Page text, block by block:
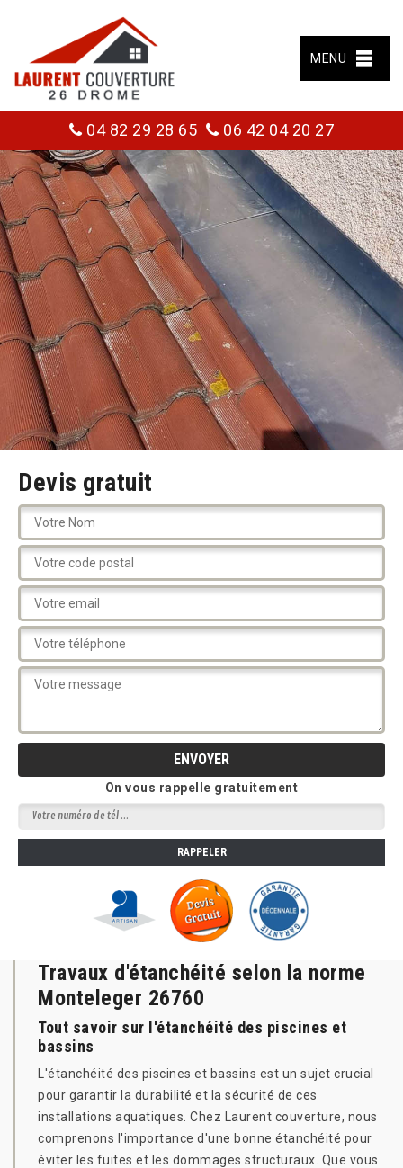
MENU
04 82 29 28 65 06 42 04 20 27
Devis gratuit
On vous rappelle gratuitement
Travaux d'étanchéité selon la norme
Monteleger 26760
Tout savoir sur l'étanchéité des piscines et
bassins
L'étanchéité des piscines et bassins est un sujet crucial
pour garantir la durabilité et la sécurité de ces
installations aquatiques. Chez Laurent couverture, nous
comprenons l'importance d'une bonne étanchéité pour
éviter les fuites et les dommages structuraux. Que vous